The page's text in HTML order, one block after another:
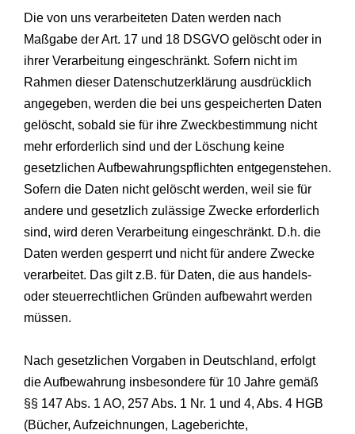
Die von uns verarbeiteten Daten werden nach
Maßgabe der Art. 17 und 18 DSGVO gelöscht oder in
ihrer Verarbeitung eingeschränkt. Sofern nicht im
Rahmen dieser Datenschutzerklärung ausdrücklich
angegeben, werden die bei uns gespeicherten Daten
gelöscht, sobald sie für ihre Zweckbestimmung nicht
mehr erforderlich sind und der Löschung keine
gesetzlichen Aufbewahrungspflichten entgegenstehen.
Sofern die Daten nicht gelöscht werden, weil sie für
andere und gesetzlich zulässige Zwecke erforderlich
sind, wird deren Verarbeitung eingeschränkt. D.h. die
Daten werden gesperrt und nicht für andere Zwecke
verarbeitet. Das gilt z.B. für Daten, die aus handels-
oder steuerrechtlichen Gründen aufbewahrt werden
müssen.
Nach gesetzlichen Vorgaben in Deutschland, erfolgt
die Aufbewahrung insbesondere für 10 Jahre gemäß
§§ 147 Abs. 1 AO, 257 Abs. 1 Nr. 1 und 4, Abs. 4 HGB
(Bücher, Aufzeichnungen, Lageberichte,